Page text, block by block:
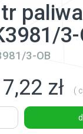
3-
3-OB
zł (